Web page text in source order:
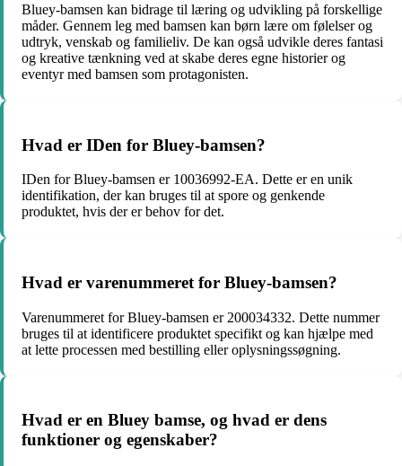
Bluey-bamsen kan bidrage til læring og udvikling på forskellige
måder. Gennem leg med bamsen kan børn lære om følelser og
udtryk, venskab og familieliv. De kan også udvikle deres fantasi
og kreative tænkning ved at skabe deres egne historier og
eventyr med bamsen som protagonisten.
Hvad er IDen for Bluey-bamsen?
IDen for Bluey-bamsen er 10036992-EA. Dette er en unik
identifikation, der kan bruges til at spore og genkende
produktet, hvis der er behov for det.
Hvad er varenummeret for Bluey-bamsen?
Varenummeret for Bluey-bamsen er 200034332. Dette nummer
bruges til at identificere produktet specifikt og kan hjælpe med
at lette processen med bestilling eller oplysningssøgning.
Hvad er en Bluey bamse, og hvad er dens
funktioner og egenskaber?